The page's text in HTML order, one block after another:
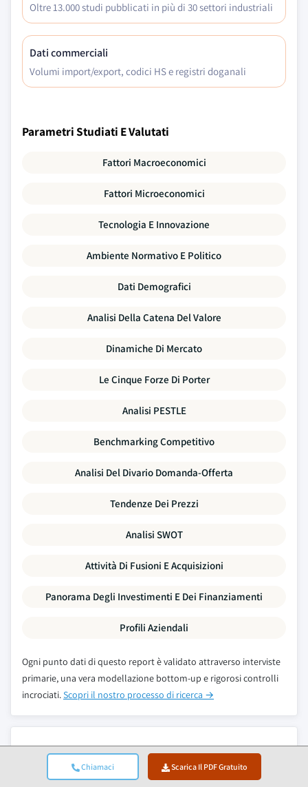
Chiamaci Scarica Il PDF Gratuito
Oltre 13.000 studi pubblicati in più di 30 settori industriali
Dati commerciali
Volumi import/export, codici HS e registri doganali
Parametri Studiati E Valutati
Fattori Macroeconomici
Fattori Microeconomici
Tecnologia E Innovazione
Ambiente Normativo E Politico
Dati Demografici
Analisi Della Catena Del Valore
Dinamiche Di Mercato
Le Cinque Forze Di Porter
Analisi PESTLE
Benchmarking Competitivo
Analisi Del Divario Domanda-Offerta
Tendenze Dei Prezzi
Analisi SWOT
Attività Di Fusioni E Acquisizioni
Panorama Degli Investimenti E Dei Finanziamenti
Profili Aziendali
Ogni punto dati di questo report è validato attraverso interviste
primarie, una vera modellazione bottom-up e rigorosi controlli
incrociati.Scopri il nostro processo di ricerca →
Rapporti Correlati